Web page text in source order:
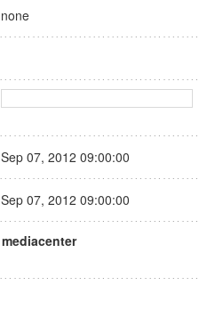
none
Sep 07, 2012 09:00:00
Sep 07, 2012 09:00:00
mediacenter